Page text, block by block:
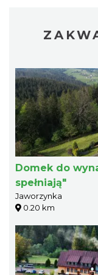
Domek do
spełniają"
Jaworzynka
0.20 km